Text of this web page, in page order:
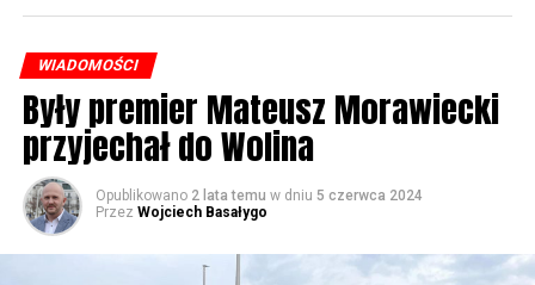
WIADOMOŚCI
Były premier Mateusz Morawiecki
przyjechał do Wolina
Opublikowano 2 lata temu w dniu 5 czerwca 2024
Przez Wojciech Basałygo